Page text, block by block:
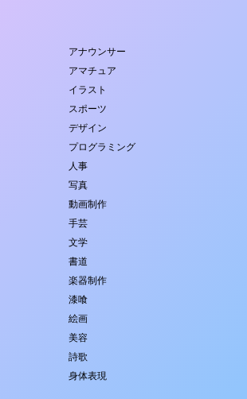
アナウンサー
アマチュア
イラスト
スポーツ
デザイン
プログラミング
人事
写真
動画制作
手芸
文学
書道
楽器制作
漆喰
絵画
美容
詩歌
身体表現